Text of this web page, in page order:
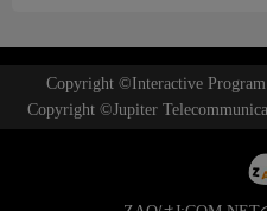
Copyright ©Interactive
Copyright ©Jupiter